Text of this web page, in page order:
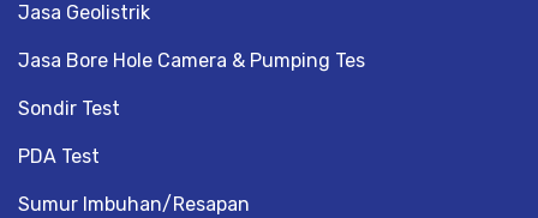
Jasa Geolistrik
Jasa Bore Hole Camera & Pumping Tes
Sondir Test
PDA Test
Sumur Imbuhan/Resapan